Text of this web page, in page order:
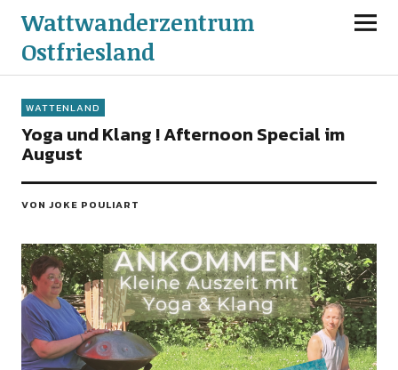
Wattwanderzentrum
Ostfriesland
WATTENLAND
Yoga und Klang ! Afternoon Special im
August
VON JOKE POULIART